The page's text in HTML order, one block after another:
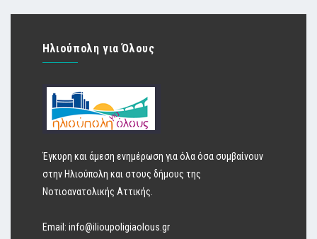
Ηλιούπολη για Όλους
Έγκυρη και άμεση ενημέρωση για όλα όσα συμβαίνουν
στην Ηλιούπολη και στους δήμους της
Νοτιοανατολικής Αττικής.
Email: info@ilioupoligiaolous.gr